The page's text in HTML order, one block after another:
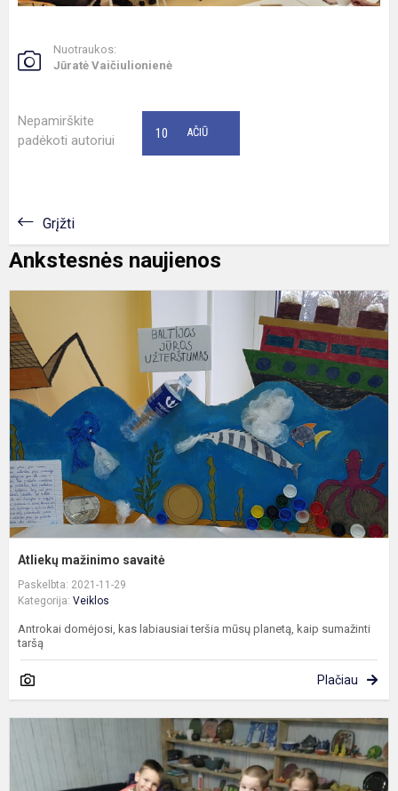
Nuotraukos:
Jūratė Vaičiulionienė
Nepamirškite
padėkoti autoriui
AČIŪ
10
Grįžti
Ankstesnės naujienos
Atliekų mažinimo savaitė
Paskelbta: 2021-11-29
Kategorija: Veiklos
Antrokai domėjosi, kas labiausiai teršia mūsų planetą, kaip sumažinti
taršą
Plačiau